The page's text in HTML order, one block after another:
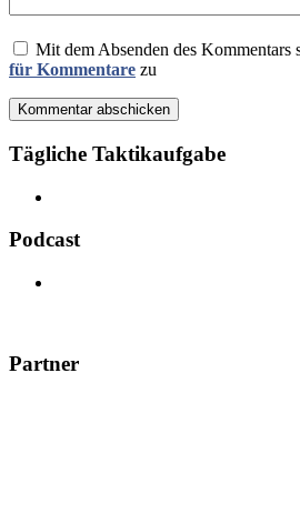
Mit dem Absenden des Kommentars
für Kommentare zu
Kommentar abschicken
Tägliche Taktikaufgabe
Podcast
Partner